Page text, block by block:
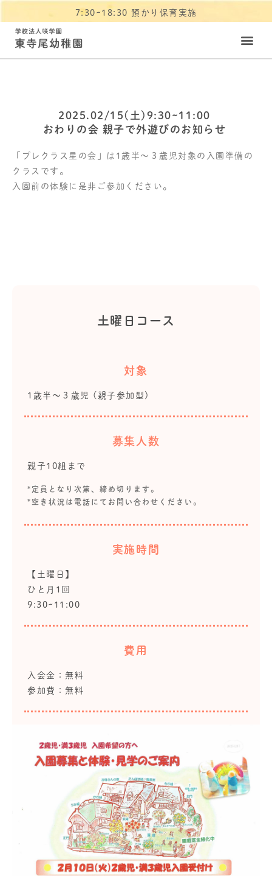
7:30~18:30 預かり保育実施
2025.02/15(土)9:30~11:00
おわりの会 親子で外遊びのお知らせ
「プレクラス星の会」は1歳半～３歳児対象の入園準備の
クラスです。
入園前の体験に是非ご参加ください。
土曜日コース
対象
1歳半～３歳児 (親子参加型)
募集人数
親子10組まで
*定員となり次第、締め切ります。
*空き状況は電話にてお問い合わせください。
実施時間
【土曜日】
ひと月1回
9:30~11:00
費用
入会金：無料
参加費：無料